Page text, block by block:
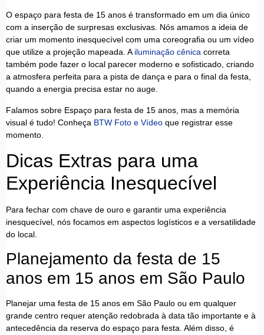
O espaço para festa de 15 anos é transformado em um dia único
com a inserção de surpresas exclusivas. Nós amamos a ideia de
criar um momento inesquecível com uma coreografia ou um vídeo
que utilize a projeção mapeada. Ailuminação cênica correta
também pode fazer o local parecer moderno e sofisticado, criando
a atmosfera perfeita para a pista de dança e para o final da festa,
quando a energia precisa estar no auge.
Falamos sobre Espaço para festa de 15 anos, mas a memória
visual é tudo! Conheça BTW Foto e Vídeo que registrar esse
momento.
Dicas Extras para uma
Experiência Inesquecível
Para fechar com chave de ouro e garantir uma experiência
inesquecível, nós focamos em aspectos logísticos e a versatilidade
do local.
Planejamento da festa de 15
anos em 15 anos em São Paulo
Planejar uma festa de 15 anos em São Paulo ou em qualquer
grande centro requer atenção redobrada à data tão importante e à
antecedência da reserva do espaço para festa. Além disso, é